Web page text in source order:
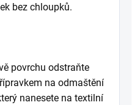
bez chloupků.
povrchu odstraňte
na odmaštění
nanesete na textilní